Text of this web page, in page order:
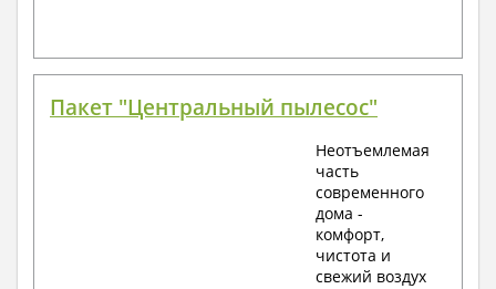
Пакет "Центральный пылесос"
Неотъемлемая
часть
современного
дома -
комфорт,
чистота и
свежий воздух